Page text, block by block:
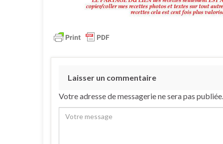
Laisser un commentaire
Votre adresse de messagerie ne sera pas publiée.